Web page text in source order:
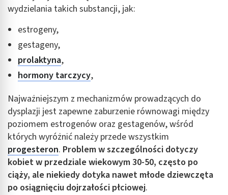
wydzielania takich substancji, jak:
estrogeny,
gestageny,
prolaktyna,
hormony tarczycy,
Najważniejszym z mechanizmów prowadzących do
dysplazji jest zapewne zaburzenie równowagi między
poziomem estrogenów oraz gestagenów, wśród
których wyróżnić należy przede wszystkim
progesteron. Problem w szczególności dotyczy
kobiet w przedziale wiekowym 30-50, często po
ciąży, ale niekiedy dotyka nawet młode dziewczęta
po osiągnięciu dojrzałości płciowej.